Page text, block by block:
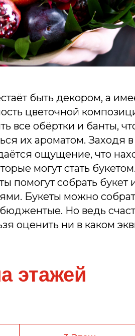
быть декором, а
цветочной
все обёртки и банты,
их ароматом. Заходя
ощущение, что
могут стать
помогут собрать
Букеты можно
Но ведь
оценить ни в каком
этажей